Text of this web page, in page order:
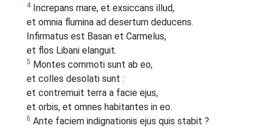
4Increpans mare, et exsiccans illud,
et omnia flumina ad desertum deducens.
Infirmatus est Basan et Carmelus,
et flos Libani elanguit.
5 Montes commoti sunt ab eo,
et colles desolati sunt :
et contremuit terra a facie ejus,
et orbis, et omnes habitantes in eo.
6 Ante faciem indignationis ejus quis stabit ?